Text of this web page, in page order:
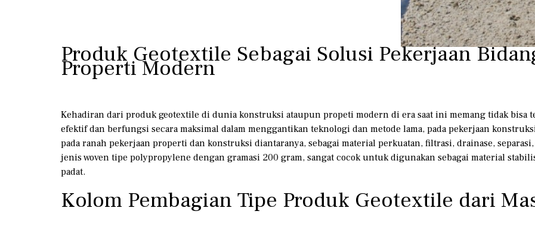
Produk Geotextile Sebagai Solusi Pekerjaan
Properti Modern
Kehadiran dari produk geotextile di dunia konstruksi ataupun propeti modern di era saat ini memang tidak bisa
efektif dan berfungsi secara maksimal dalam menggantikan teknologi dan metode lama, pada pekerjaan
pada ranah pekerjaan properti dan konstruksi diantaranya, sebagai material perkuatan, filtrasi, drainase,
jenis woven tipe polypropylene dengan gramasi 200 gram, sangat cocok untuk digunakan sebagai material
padat.
Kolom Pembagian Tipe Produk Geotextile dari